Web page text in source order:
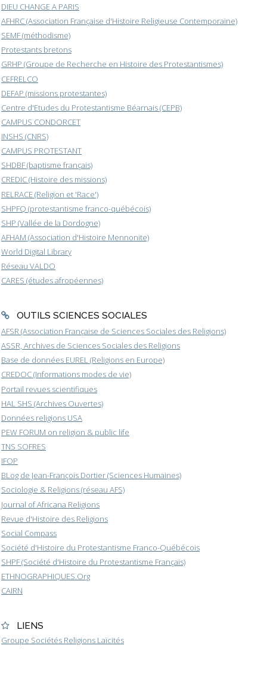
DIEU CHANGE A PARIS
AFHRC (Association Française d'Histoire Religieuse Contemporaine)
SEMF (méthodisme)
Protestants bretons
GRHP (Groupe de Recherche en Histoire des Protestantismes)
CEFRELCO
DEFAP (missions protestantes)
Centre d'Etudes du Protestantisme Béarnais (CEPB)
CAMPUS CONDORCET
INSHS (CNRS)
CAMPUS PROTESTANT
SHDBF (baptisme français)
CREDIC (Histoire des missions)
RELRACE (Religion et 'Race')
SHPFQ (protestantisme franco-québécois)
SHP (Vallée de la Dordogne)
AFHAM (Association d'Histoire Mennonite)
World Digital Library
Réseau VALDO
CARES (études afropéennes)
OUTILS SCIENCES SOCIALES
AFSR (Association Française de Sciences Sociales des Religions)
ASSR, Archives de Sciences Sociales des Religions
Base de données EUREL (Religions en Europe)
CREDOC (Informations modes de vie)
Portail revues scientifiques
HAL SHS (Archives Ouvertes)
Données religions USA
PEW FORUM on religion & public life
TNS SOFRES
IFOP
BLog de Jean-François Dortier (Sciences Humaines)
Sociologie & Religions (réseau AFS)
Journal of Africana Religions
Revue d'Histoire des Religions
Social Compass
Société d'Histoire du Protestantisme Franco-Québécois
SHPF (Société d'Histoire du Protestantisme Français)
ETHNOGRAPHIQUES.Org
CAIRN
LIENS
Groupe Sociétés Religions Laïcités